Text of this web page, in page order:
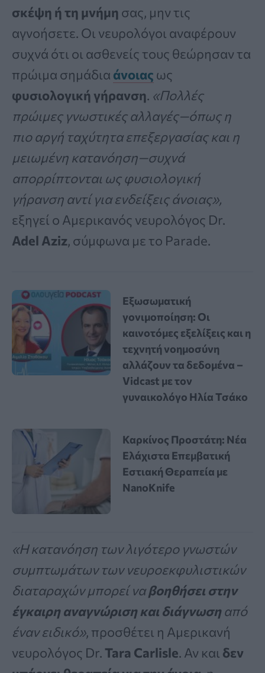
σκέψη ή τη μνήμη σας, μην τις
αγνοήσετε. Οι νευρολόγοι αναφέρουν
συχνά ότι οι ασθενείς τους θεώρησαν τα
πρώιμα σημάδια άνοιας ως
φυσιολογική γήρανση. «Πολλές
πρώιμες γνωστικές αλλαγές—όπως η
πιο αργή ταχύτητα επεξεργασίας και η
μειωμένη κατανόηση—συχνά
απορρίπτονται ως φυσιολογική
γήρανση αντί για ενδείξεις άνοιας»,
εξηγεί ο Αμερικανός νευρολόγος Dr.
Adel Aziz, σύμφωνα με το Parade.
Εξωσωματική
γονιμοποίηση: Οι
καινοτόμες εξελίξεις και η
τεχνητή νοημοσύνη
αλλάζουν τα δεδομένα –
Vidcast με τον
γυναικολόγο Ηλία Τσάκο
Καρκίνος Προστάτη: Νέα
Ελάχιστα Επεμβατική
Εστιακή Θεραπεία με
NanoKnife
«Η κατανόηση των λιγότερο γνωστών
συμπτωμάτων των νευροεκφυλιστικών
διαταραχών μπορεί ναβοηθήσει στην
έγκαιρη αναγνώριση και διάγνωσηαπό
έναν ειδικό», προσθέτει η Αμερικανή
νευρολόγος Dr. Tara Carlisle. Αν και δεν